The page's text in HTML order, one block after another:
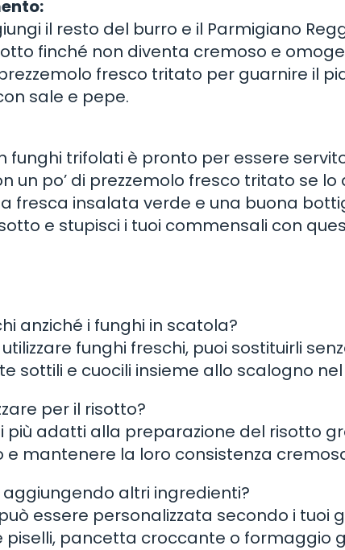
il resto del burro e il Parmigiano
finché non diventa cremoso e
fresco tritato per guarnire il
sale e pepe.
funghi trifolati è pronto per essere
po’ di prezzemolo fresco tritato se lo
fresca insalata verde e una buona
e stupisci i tuoi commensali con
anziché i funghi in scatola?
funghi freschi, puoi sostituirli
sottili e cuocili insieme allo scalogno
per il risotto?
più adatti alla preparazione del risotto
mantenere la loro consistenza
altri ingredienti?
essere personalizzata secondo i tuoi
pancetta croccante o formaggio